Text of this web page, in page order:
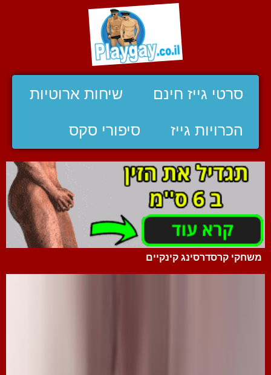
סרטי גייז חינם שיחות ארוטיות
הכרויות גייז סיפורי סקס
משחקי קרסדרסינג קינקיים